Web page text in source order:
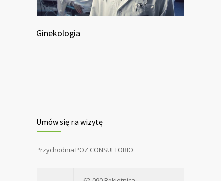
Ginekologia
Umów się na wizytę
Przychodnia POZ CONSULTORIO